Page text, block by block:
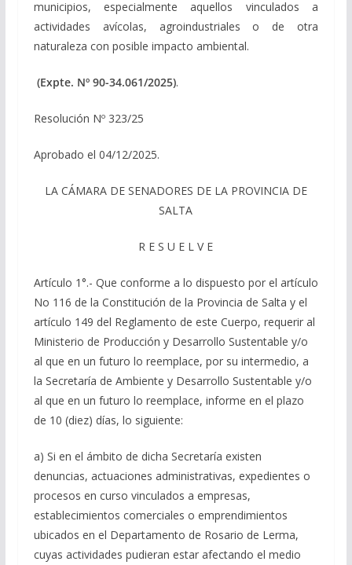
municipios, especialmente aquellos vinculados a
actividades avícolas, agroindustriales o de otra
naturaleza con posible impacto ambiental.
(Expte. Nº 90-34.061/2025).
Resolución Nº 323/25
Aprobado el 04/12/2025.
LA CÁMARA DE SENADORES DE LA PROVINCIA DE
SALTA
R E S U E L V E
Artículo 1°.- Que conforme a lo dispuesto por el artículo
No 116 de la Constitución de la Provincia de Salta y el
artículo 149 del Reglamento de este Cuerpo, requerir al
Ministerio de Producción y Desarrollo Sustentable y/o
al que en un futuro lo reemplace, por su intermedio, a
la Secretaría de Ambiente y Desarrollo Sustentable y/o
al que en un futuro lo reemplace, informe en el plazo
de 10 (diez) días, lo siguiente:
a) Si en el ámbito de dicha Secretaría existen
denuncias, actuaciones administrativas, expedientes o
procesos en curso vinculados a empresas,
establecimientos comerciales o emprendimientos
ubicados en el Departamento de Rosario de Lerma,
cuyas actividades pudieran estar afectando el medio